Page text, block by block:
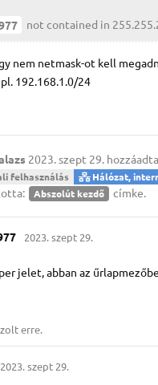
not contained in
nem netmask-ot kell
192.168.1.0/24
2023. szept 29.
felhasználás Hálózat,
Abszolút kezdő címke.
2023. szept 29.
jelet, abban az
erre.
2023. szept 29.